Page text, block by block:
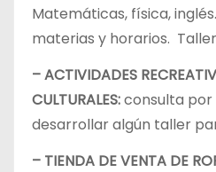
Matemáticas, física,
materias y horarios.
– ACTIVIDADES
CULTURALES:consulta por
desarrollar algún taller
– TIENDA DE VENTA DE